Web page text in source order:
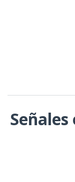
Señales